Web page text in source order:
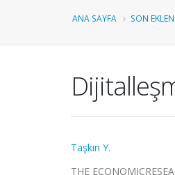
ANA SAYFA SON
Taşkın Y.
THE